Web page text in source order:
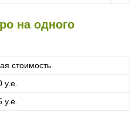
на одного
стоимость
у.е.
у.е.